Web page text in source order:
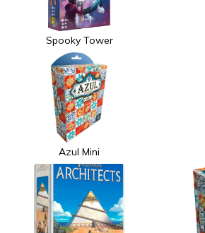
Spooky Tower
Azul Mini